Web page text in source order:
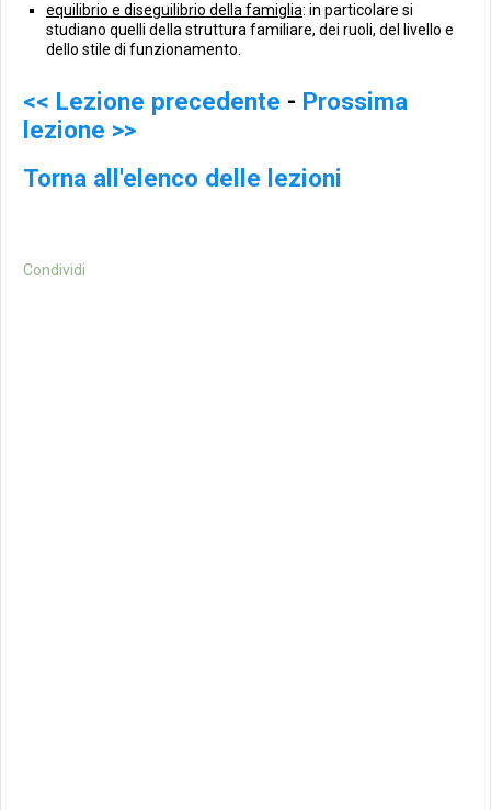
equilibrio e diseguilibrio della famiglia: in particolare si
studiano quelli della struttura familiare, dei ruoli, del livello e
dello stile di funzionamento.
<< Lezione precedente - Prossima
lezione >>
Torna all'elenco delle lezioni
Condividi